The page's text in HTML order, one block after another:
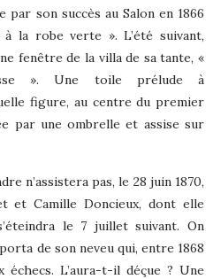
par son succès au Salon en 1866
la robe verte ». L’été suivant,
fenêtre de la villa de sa tante, «
». Une toile prélude à
figure, au centre du premier
par une ombrelle et assise sur
n’assistera pas, le 28 juin 1870,
et Camille Doncieux, dont elle
le 7 juillet suivant. On
de son neveu qui, entre 1868
échecs. L’aura-t-il déçue ? Une